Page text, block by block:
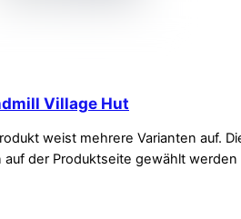
Village Hut
weist mehrere Varianten auf.
der Produktseite gewählt werden